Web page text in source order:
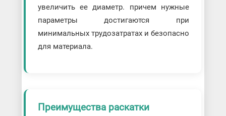
увеличить ее диаметр. причем нужные
параметры достигаются при
минимальных трудозатратах и безопасно
для материала.
Преимущества раскатки